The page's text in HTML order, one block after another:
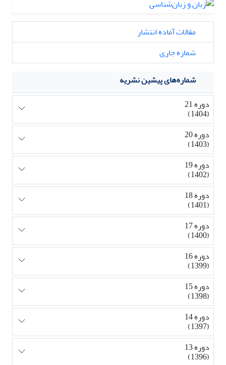
مقالات آماده انتشار
شماره جاری
شماره‌های پیشین نشریه
دوره 21
(1404)
دوره 20
(1403)
دوره 19
(1402)
دوره 18
(1401)
دوره 17
(1400)
دوره 16
(1399)
دوره 15
(1398)
دوره 14
(1397)
دوره 13
(1396)